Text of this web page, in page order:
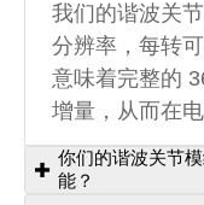
我们的谐波关
分辨率，每转
意味着完整的
增量，从而在

你们的谐波关节
能？